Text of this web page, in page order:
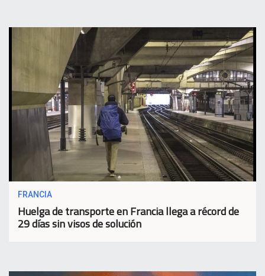
FRANCIA
Huelga de transporte en Francia llega a récord de
29 días sin visos de solución